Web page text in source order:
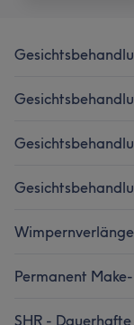
Permanent
SHR -